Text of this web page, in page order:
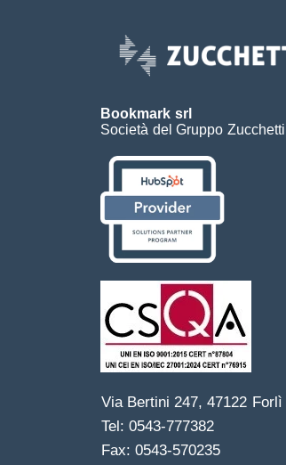
Bookmark srl
Società del Gruppo Zucchetti
Via Bertini 247, 47122 Forlì
Tel: 0543-777382
Fax: 0543-570235